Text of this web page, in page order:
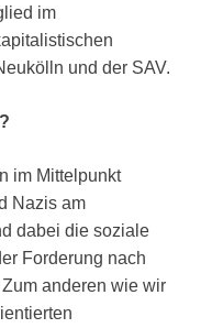
im
und der SAV.
im Mittelpunkt
Nazis am
dabei die soziale
Forderung nach
anderen wie wir